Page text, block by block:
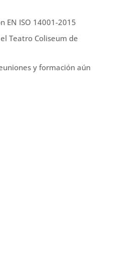
EN ISO 14001-2015
Teatro Coliseum de
y formación aún